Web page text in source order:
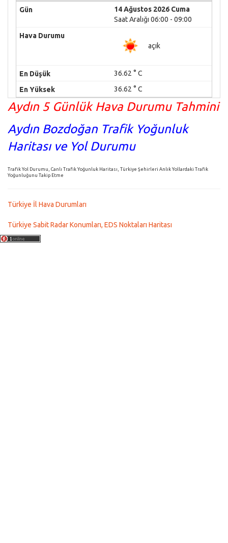
14 Ağustos 2026 Cuma
Saat Aralığı 06:00 - 09:00
açık
36.62 ° C
36.62 ° C
Aydın 5 Günlük Hava Durumu Tahmini
Aydın Bozdoğan Trafik Yoğunluk
Haritası ve Yol Durumu
Trafik Yol Durumu, Canlı Trafik Yoğunluk Haritası, Türkiye Şehirleri Anlık Yollardaki Trafik
Yoğunluğunu Takip Etme
Türkiye İl Hava Durumları
Türkiye Sabit Radar Konumları, EDS Noktaları Haritası